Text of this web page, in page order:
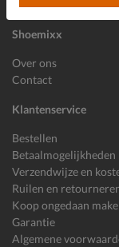
Shoemixx
Over ons
Contact
Klantenservice
Bestellen
Betaalmogelijkheden
Verzendwijze en
Ruilen en
Koop ongedaan
Garantie
Algemene